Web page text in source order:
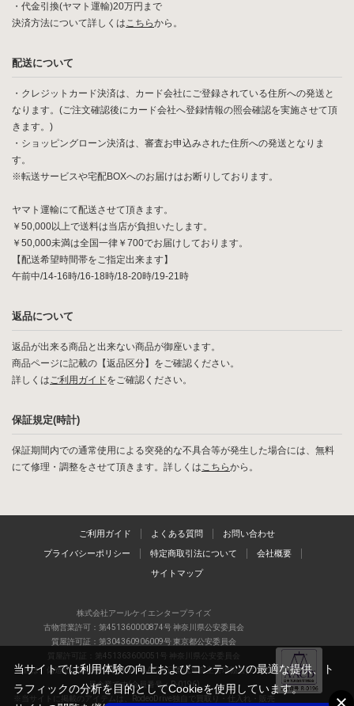
・代金引換(ヤマト運輸)20万円まで
決済方法について詳しくはこちらから。
配送について
・クレジットカード決済は、カード会社にご登録されている住所への発送と
なります。(ご注文確認後にカード会社へ登録情報の照会確認を実施させて頂
きます。)
・ショッピングローン決済は、審査お申込みされた住所への発送となりま
す。
※転送サービスや宅配BOXへのお届けはお断りしております。
ヤマト運輸にて配送させて頂きます。
￥50,000以上で送料は当店が負担いたします。
￥50,000未満は全国一律￥700でお届けしております。
【配送希望時間帯をご指定出来ます】
午前中/14-16時/16-18時/18-20時/19-21時
返品について
返品が出来る商品と出来ない商品が御座います。
商品ページに記載の【返品区分】をご確認ください。
詳しくはご利用ガイドをご確認ください。
保証規定(時計)
保証期間内での通常使用による突発的な不具合等が発生した場合には、無料
にて修理・調整をさせて頂きます。詳しくはこちらから。
ご利用ガイド よくある質問 お問い合わせ
プライバシーポリシー 特定商取引法について 会社概要
サイトマップ
株式会社アールケイエンタープライズ
古物営業許可：第451360000874号 神奈川県公安委員会
質屋許可証：第304360906009号 東京都公安委員会
質屋許可証：第451363600051号 神奈川県公安委員会
当店は、偽造品の流通防止を目指すAACD(日本流通自主管理協会)の正会
員企業です(会員番号：R-0196)
※当サイトに掲載のアイテムは、RodeoDrive独自で買取り・仕入れ・販売
当サイトでは利用体験の向上およびコンテンツの最適な提供、ト
ラフィックの分析を目的としてCookieを使用しています。